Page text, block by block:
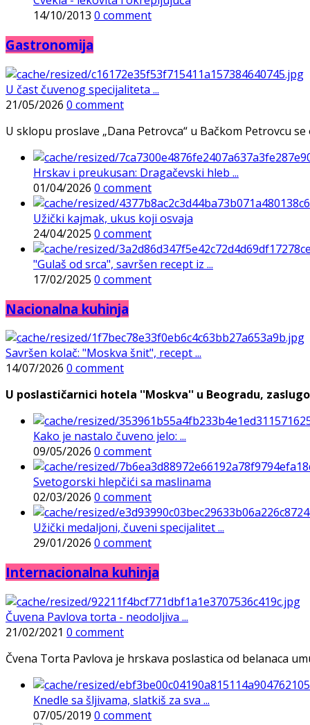
14/10/2013 0 comment
Gastronomija
U čast čuvenog specijaliteta ...
21/05/2026 0 comment
U sklopu proslave „Dana Petrovca“ u Bačkom Petrovcu
Hrskav i preukusan: Dragačevski hleb ...
01/04/2026 0 comment
Užički kajmak, ukus koji osvaja
24/04/2025 0 comment
"Gulaš od srca", savršen recept iz ...
17/02/2025 0 comment
Nacionalna kuhinja
Savršen kolač: "Moskva šnit", recept ...
14/07/2026 0 comment
U poslastičarnici hotela ''Moskva'' u Beogradu,
Kako je nastalo čuveno jelo: ...
09/05/2026 0 comment
Svetogorski hlepčići sa maslinama
02/03/2026 0 comment
Užički medaljoni, čuveni specijalitet ...
29/01/2026 0 comment
Internacionalna kuhinja
Čuvena Pavlova torta - neodoljiva ...
21/02/2021 0 comment
Čvena Torta Pavlova je hrskava poslastica od belanaca
Knedle sa šljivama, slatkiš za sva ...
07/05/2019 0 comment